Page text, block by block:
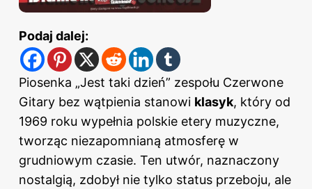
Podaj dalej:
Piosenka „Jest taki dzień” zespołu Czerwone
Gitary bez wątpienia stanowi klasyk, który od
1969 roku wypełnia polskie etery muzyczne,
tworząc niezapomnianą atmosferę w
grudniowym czasie. Ten utwór, naznaczony
nostalgią, zdobył nie tylko status przeboju, ale